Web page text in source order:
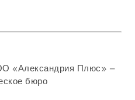
«Александрия Плюс» —
бюро